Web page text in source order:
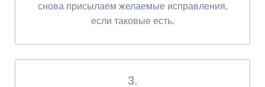
снова присылаем желаемые исправления,
если таковые есть.
3.